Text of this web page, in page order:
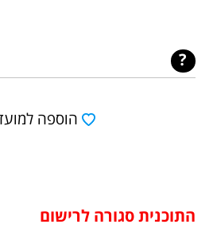
הוספה
התוכנית סגורה לרישום